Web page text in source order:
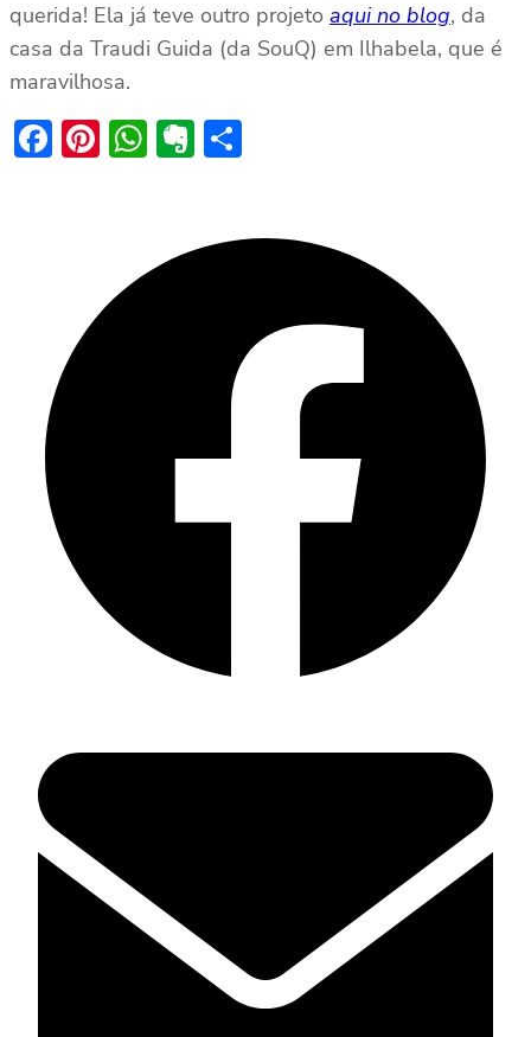
querida! Ela já teve outro projeto aqui no blog, da
casa da Traudi Guida (da SouQ) em Ilhabela, que é
maravilhosa.
Facebook
Pinterest
WhatsApp
Evernote